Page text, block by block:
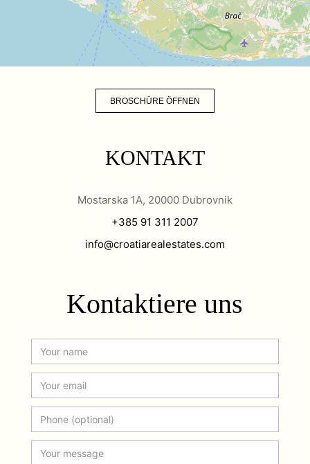
BROSCHÜRE ÖFFNEN
KONTAKT
Mostarska 1A, 20000 Dubrovnik
+385 91 311 2007
info@croatiarealestates.com
Kontaktiere uns